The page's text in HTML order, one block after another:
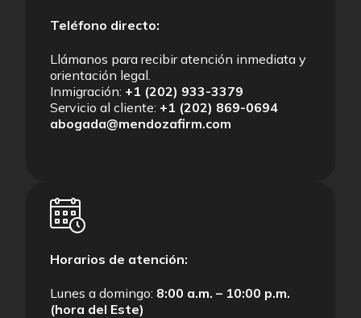
Teléfono directo:
Llámanos para recibir atención inmediata y
orientación legal.
Inmigración: +1 (202) 933-3379
Servicio al cliente: +1 (202) 869-0694
abogada@mendozafirm.com
Horarios de atención:
Lunes a domingo: 8:00 a.m. – 10:00 p.m.
(hora del Este)